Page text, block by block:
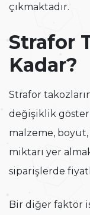
çıkmaktadır.
Strafor
Kadar?
Strafor
değişiklik
malzeme,
miktarı yer
siparişlerde
Bir diğer faktör